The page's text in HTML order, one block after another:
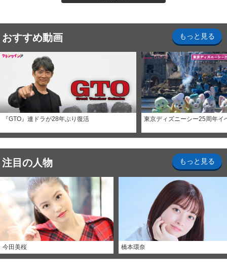
おすすめ動画 もっと見る
『GTO』連ドラが28年ぶり復活 東京ディズニーシー25周年イ
注目の人物 もっと見る
今田美桜 橋本環奈